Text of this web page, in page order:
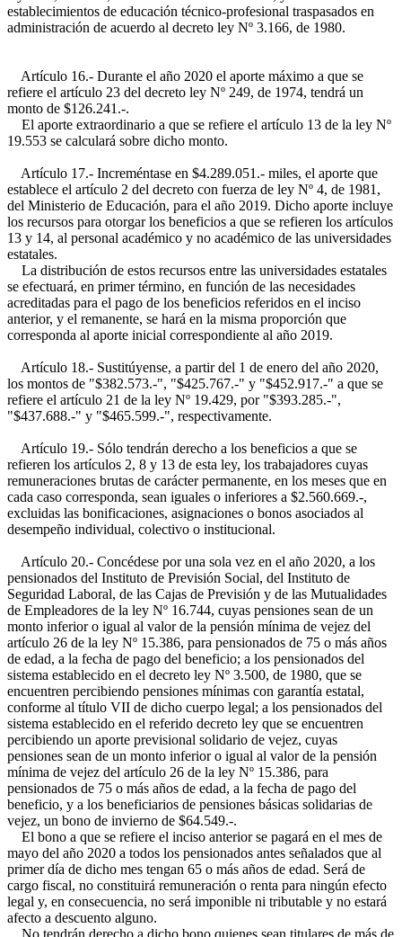
establecimientos de educación técnico-profesional traspasados en
administración de acuerdo al decreto ley Nº 3.166, de 1980.
Artículo 16.- Durante el año 2020 el aporte máximo a que se
refiere el artículo 23 del decreto ley Nº 249, de 1974, tendrá un
monto de $126.241.-.
El aporte extraordinario a que se refiere el artículo 13 de la ley Nº
19.553 se calculará sobre dicho monto.
Artículo 17.- Increméntase en $4.289.051.- miles, el aporte que
establece el artículo 2 del decreto con fuerza de ley Nº 4, de 1981,
del Ministerio de Educación, para el año 2019. Dicho aporte incluye
los recursos para otorgar los beneficios a que se refieren los artículos
13 y 14, al personal académico y no académico de las universidades
estatales.
La distribución de estos recursos entre las universidades estatales
se efectuará, en primer término, en función de las necesidades
acreditadas para el pago de los beneficios referidos en el inciso
anterior, y el remanente, se hará en la misma proporción que
corresponda al aporte inicial correspondiente al año 2019.
Artículo 18.- Sustitúyense, a partir del 1 de enero del año 2020,
los montos de "$382.573.-", "$425.767.-" y "$452.917.-" a que se
refiere el artículo 21 de la ley Nº 19.429, por "$393.285.-",
"$437.688.-" y "$465.599.-", respectivamente.
Artículo 19.- Sólo tendrán derecho a los beneficios a que se
refieren los artículos 2, 8 y 13 de esta ley, los trabajadores cuyas
remuneraciones brutas de carácter permanente, en los meses que en
cada caso corresponda, sean iguales o inferiores a $2.560.669.-,
excluidas las bonificaciones, asignaciones o bonos asociados al
desempeño individual, colectivo o institucional.
Artículo 20.- Concédese por una sola vez en el año 2020, a los
pensionados del Instituto de Previsión Social, del Instituto de
Seguridad Laboral, de las Cajas de Previsión y de las Mutualidades
de Empleadores de la ley Nº 16.744, cuyas pensiones sean de un
monto inferior o igual al valor de la pensión mínima de vejez del
artículo 26 de la ley Nº 15.386, para pensionados de 75 o más años
de edad, a la fecha de pago del beneficio; a los pensionados del
sistema establecido en el decreto ley Nº 3.500, de 1980, que se
encuentren percibiendo pensiones mínimas con garantía estatal,
conforme al título VII de dicho cuerpo legal; a los pensionados del
sistema establecido en el referido decreto ley que se encuentren
percibiendo un aporte previsional solidario de vejez, cuyas
pensiones sean de un monto inferior o igual al valor de la pensión
mínima de vejez del artículo 26 de la ley Nº 15.386, para
pensionados de 75 o más años de edad, a la fecha de pago del
beneficio, y a los beneficiarios de pensiones básicas solidarias de
vejez, un bono de invierno de $64.549.-.
El bono a que se refiere el inciso anterior se pagará en el mes de
mayo del año 2020 a todos los pensionados antes señalados que al
primer día de dicho mes tengan 65 o más años de edad. Será de
cargo fiscal, no constituirá remuneración o renta para ningún efecto
legal y, en consecuencia, no será imponible ni tributable y no estará
afecto a descuento alguno.
No tendrán derecho a dicho bono quienes sean titulares de más de